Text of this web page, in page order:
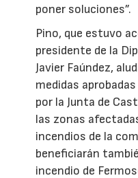
poner soluciones”.
Pino, que estuvo
presidente de la
Javier Faúndez,
medidas
por la Junta de
las zonas
incendios de la
beneficiarán
incendio de